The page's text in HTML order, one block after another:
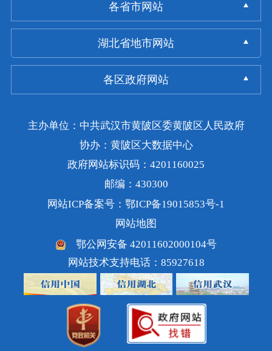
各省市网站
湖北省地市网站
各区政府网站
主办单位：中共武汉市黄陂区委黄陂区人民政府
协办：黄陂区大数据中心
政府网站标识码：4201160025
邮编：430300
网站ICP备案号：鄂ICP备19015853号-1
网站地图
鄂公网安备 42011602000104号
网站技术支持电话：85927618